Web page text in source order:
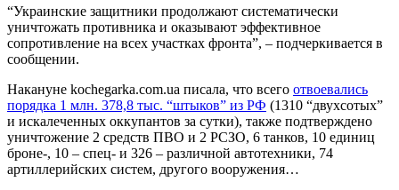
“Украинские защитники продолжают систематически
уничтожать противника и оказывают эффективное
сопротивление на всех участках фронта”, – подчеркивается в
сообщении.
Накануне kochegarka.com.ua писала, что всего отвоевались
порядка 1 млн. 378,8 тыс. “штыков” из РФ (1310 “двухсотых”
и искалеченных оккупантов за сутки), также подтверждено
уничтожение 2 средств ПВО и 2 РСЗО, 6 танков, 10 единиц
броне-, 10 – спец- и 326 – различной автотехники, 74
артиллерийских систем, другого вооружения…